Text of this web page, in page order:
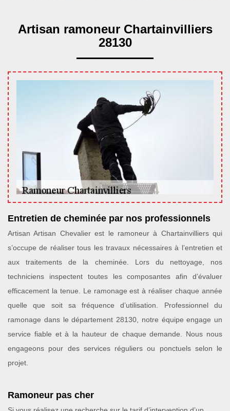
Artisan ramoneur Chartainvilliers
28130
Entretien de cheminée par nos professionnels
Artisan Artisan Chevalier est le ramoneur à Chartainvilliers qui
s’occupe de réaliser tous les travaux nécessaires à l’entretien et
aux traitements de la cheminée. Lors du nettoyage, nos
techniciens inspectent toutes les composantes afin d’évaluer
efficacement la tenue. Le ramonage est à réaliser chaque année
quelle que soit sa fréquence d’utilisation. Professionnel du
ramonage dans le département 28130, notre équipe engage un
service fiable et à la hauteur de chaque demande. Nous nous
engageons pour des services réguliers ou ponctuels selon le
projet.
Ramoneur pas cher